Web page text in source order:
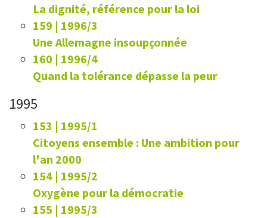
La dignité, référence pour la loi
159 | 1996/3
Une Allemagne insoupçonnée
160 | 1996/4
Quand la tolérance dépasse la peur
1995
153 | 1995/1
Citoyens ensemble : Une ambition pour
l'an 2000
154 | 1995/2
Oxygène pour la démocratie
155 | 1995/3